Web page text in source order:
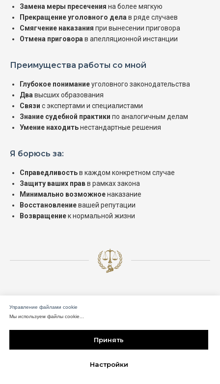
Замена меры пресечения на более мягкую
Прекращение уголовного дела в ряде случаев
Смягчение наказания при вынесении приговора
Отмена приговора в апелляционной инстанции
Преимущества работы со мной
Глубокое пониманиеуголовного законодательства
Два высших образования
Связи с экспертами и специалистами
Знание судебной практики по аналогичным делам
Умение находитьнестандартные решения
Я борюсь за:
Справедливостьв каждом конкретном случае
Защиту ваших правв рамках закона
Минимально возможноенаказание
Восстановлениевашей репутации
Возвращениек нормальной жизни
Ваш первый шаг к
свободе
Не теряйте время на сомнения!
Свяжитесь со мной прямо
Управление файлами cookie
Мы используем файлы cookie...
Принять
Настройки